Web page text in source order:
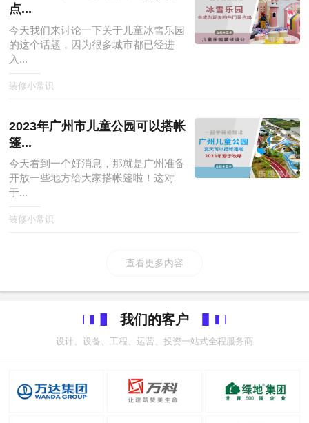
点...
今天我们来讨论一下关于儿童冰雪乐园
的这个话题，因为很多城市都已经进
入...
装修小常识
2023年广州市儿童公园可以搭帐
篷...
今天看到一个好消息，那就是广州准备
开放一些地方给大家搭帐篷啦！这对
于...
装修小常识
查看更多内容
我们的客户
设计、设备、工程、运营、投资一站式全程服务商